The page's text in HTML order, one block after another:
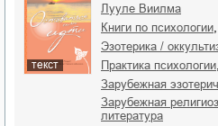
текст
Лууле Виилма
книги по психологии
эзотерика /
практика психологии
зарубежная
зарубежная религиозная и эзотерическая
литература